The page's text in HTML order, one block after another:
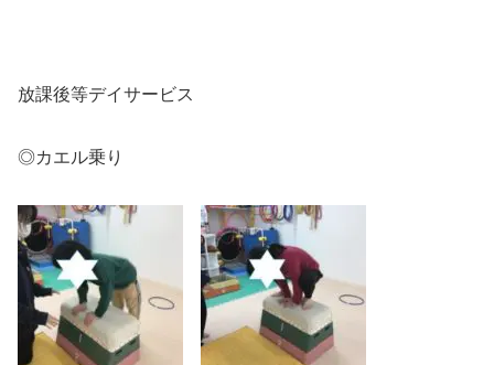
放課後等デイサービス
◎カエル乗り